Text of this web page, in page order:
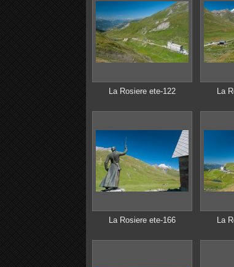
La Rosiere ete-122 La
La Rosiere ete-166 La